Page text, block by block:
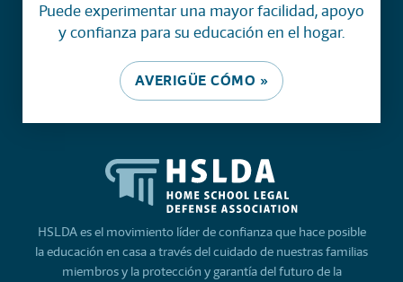
Puede experimentar una mayor facilidad, apoyo
y confianza para su educación en el hogar.
AVERIGÜE CÓMO »
HSLDA es el movimiento líder de confianza que hace posible
la educación en casa a través del cuidado de nuestras familias
miembros y la protección y garantía del futuro de la